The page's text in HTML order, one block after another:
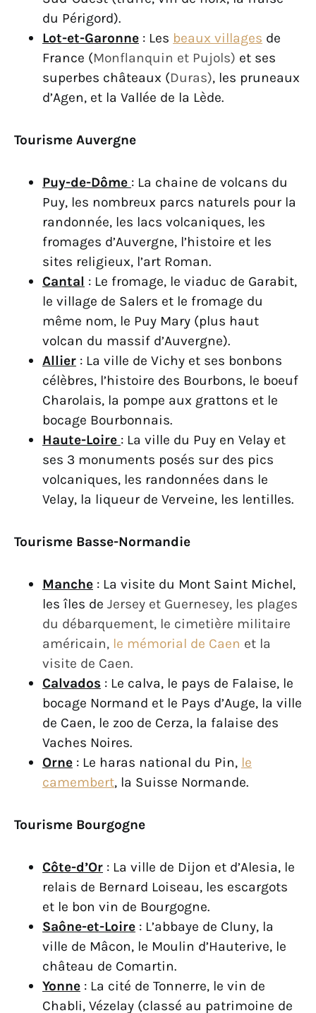
du Périgord).
Lot-et-Garonne : Les beaux villages de
France (Monflanquin et Pujols) et ses
superbes châteaux (Duras), les pruneaux
d’Agen, et la Vallée de la Lède.
Tourisme Auvergne
Puy-de-Dôme : La chaine de volcans du
Puy, les nombreux parcs naturels pour la
randonnée, les lacs volcaniques, les
fromages d’Auvergne, l’histoire et les
sites religieux, l’art Roman.
Cantal : Le fromage, le viaduc de Garabit,
le village de Salers et le fromage du
même nom, le Puy Mary (plus haut
volcan du massif d’Auvergne).
Allier : La ville de Vichy et ses bonbons
célèbres, l’histoire des Bourbons, le boeuf
Charolais, la pompe aux grattons et le
bocage Bourbonnais.
Haute-Loire : La ville du Puy en Velay et
ses 3 monuments posés sur des pics
volcaniques, les randonnées dans le
Velay, la liqueur de Verveine, les lentilles.
Tourisme Basse-Normandie
Manche : La visite du Mont Saint Michel,
les îles de Jersey et Guernesey, les plages
du débarquement, le cimetière militaire
américain, le mémorial de Caen et la
visite de Caen.
Calvados : Le calva, le pays de Falaise, le
bocage Normand et le Pays d’Auge, la ville
de Caen, le zoo de Cerza, la falaise des
Vaches Noires.
Orne : Le haras national du Pin, le
camembert, la Suisse Normande.
Tourisme Bourgogne
Côte-d’Or : La ville de Dijon et d’Alesia, le
relais de Bernard Loiseau, les escargots
et le bon vin de Bourgogne.
Saône-et-Loire : L’abbaye de Cluny, la
ville de Mâcon, le Moulin d’Hauterive, le
château de Comartin.
Yonne : La cité de Tonnerre, le vin de
Chabli, Vézelay (classé au patrimoine de